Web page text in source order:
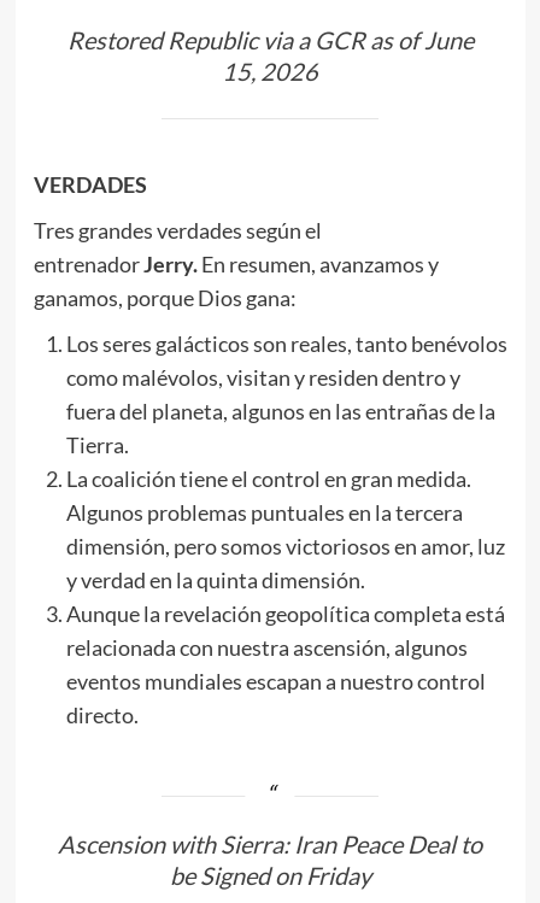
Restored Republic via a GCR as of June
15, 2026
VERDADES
Tres grandes verdades según el
entrenadorJerry.En resumen, avanzamos y
ganamos, porque Dios gana:
Los seres galácticos son reales, tanto benévolos
como malévolos, visitan y residen dentro y
fuera del planeta, algunos en las entrañas de la
Tierra.
La coalición tiene el control en gran medida.
Algunos problemas puntuales en la tercera
dimensión, pero somos victoriosos en amor, luz
y verdad en la quinta dimensión.
Aunque la revelación geopolítica completa está
relacionada con nuestra ascensión, algunos
eventos mundiales escapan a nuestro control
directo.
Ascension with Sierra: Iran Peace Deal to
be Signed on Friday